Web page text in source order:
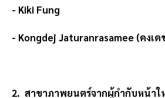
- Kiki Fung
- Kongdej Jaturanrasamee (คงเ
2. สาขาภาพยนตร์จากผู้กำกับหน้าใ